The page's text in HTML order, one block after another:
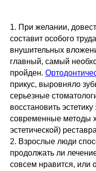
1. При желании,
составит особого
внушительных
главный, самый
пройден.
прикус, выровняло
серьезные
восстановить
современные методы
эстетической)
2. Взрослые люди
продолжать ли
совсем нравится, или